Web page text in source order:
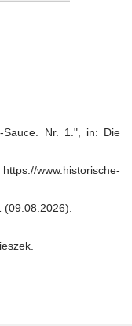
Nr. 1.", in: Die